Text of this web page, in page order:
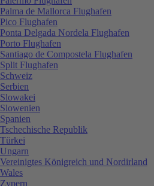
Palma de Mallorca Flughafen
Pico Flughafen
Ponta Delgada Nordela Flughafen
Porto Flughafen
Santiago de Compostela Flughafen
Split Flughafen
Schweiz
Serbien
Slowakei
Slowenien
Spanien
Tschechische Republik
Türkei
Ungarn
Vereinigtes Königreich und Nordirland
Wales
Zypern